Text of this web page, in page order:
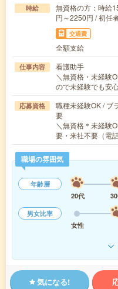
時給
無資格の方：時給
円～2250円 / 初任
交通費
全額支給
仕事内容
看護助手
＼無資格・未経験
ので未経験でも
応募資格
職種未経験OK / ブ
要
＼無資格＊未経験
要・来社不要（電
職場の雰囲気
年齢層
20代
男女比率
女性
気になる!